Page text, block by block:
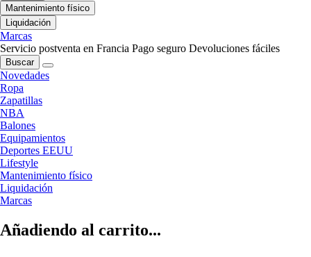
Mantenimiento físico
Liquidación
Marcas
Servicio postventa en Francia Pago seguro Devoluciones fáciles
Buscar
Novedades
Ropa
Zapatillas
NBA
Balones
Equipamientos
Deportes EEUU
Lifestyle
Mantenimiento físico
Liquidación
Marcas
Añadiendo al carrito...